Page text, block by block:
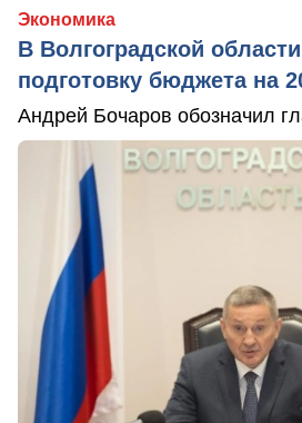
Экономика
В Волгоградской
подготовку бюджета на
Андрей Бочаров обозначил